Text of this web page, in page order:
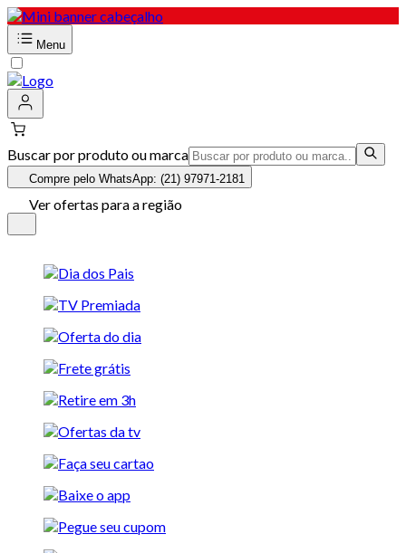
Menu
Buscar por produto ou marca
Compre pelo WhatsApp: (21) 97971-2181
Ver ofertas para a região